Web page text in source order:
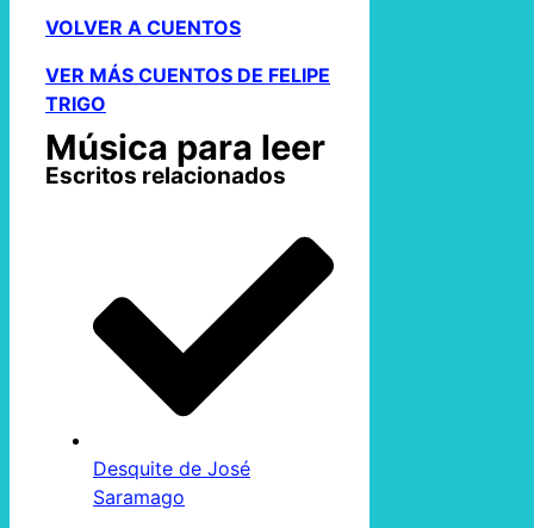
VOLVER A CUENTOS
VER MÁS CUENTOS DE FELIPE
TRIGO
Música para leer
Escritos relacionados
Desquite de José
Saramago